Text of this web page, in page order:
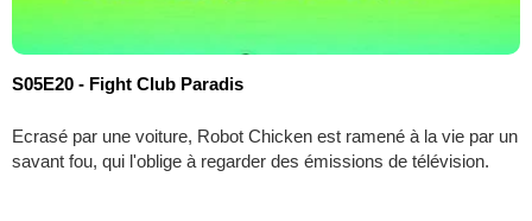
S05E20 - Fight Club Paradis
Ecrasé par une voiture, Robot Chicken est ramené à la vie par un
savant fou, qui l'oblige à regarder des émissions de télévision.